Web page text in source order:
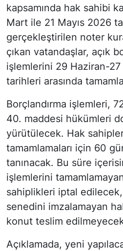
kapsamında hak sahibi
Mart ile 21 Mayıs 2026
gerçekleştirilen noter
çıkan vatandaşlar, açık
işlemlerini 29 Haziran-
tarihleri arasında
Borçlandırma işlemleri,
40. maddesi hükümleri
yürütülecek. Hak
tamamlamaları için 60
tanınacak. Bu süre
işlemlerini
sahiplikleri iptal edilecek,
senedini imzalamayan
konut teslim
Açıklamada, yeni